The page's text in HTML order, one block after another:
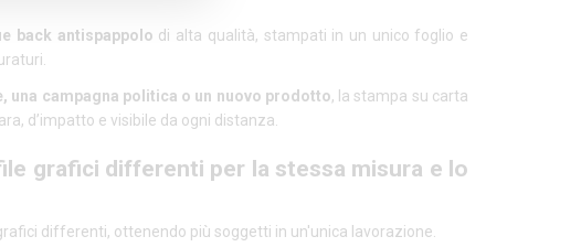
back antispappolo di alta qualità, stampati in un unico foglio e
una campagna politica o un nuovo prodotto, la stampa su carta
d’impatto e visibile da ogni distanza.
grafici differenti per la stessa misura e lo
differenti, ottenendo più soggetti in un'unica lavorazione.